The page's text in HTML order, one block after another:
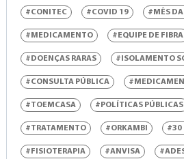
#CONITEC #COVID 19 #MÊS
#MEDICAMENTO #EQUIPE DE FIBRA
#DOENÇAS RARAS #ISOLAMENTO
#CONSULTA PÚBLICA
#TOEMCASA #POLÍTICAS PÚBLICAS
#TRATAMENTO #ORKAMBI #30
#FISIOTERAPIA #ANVISA